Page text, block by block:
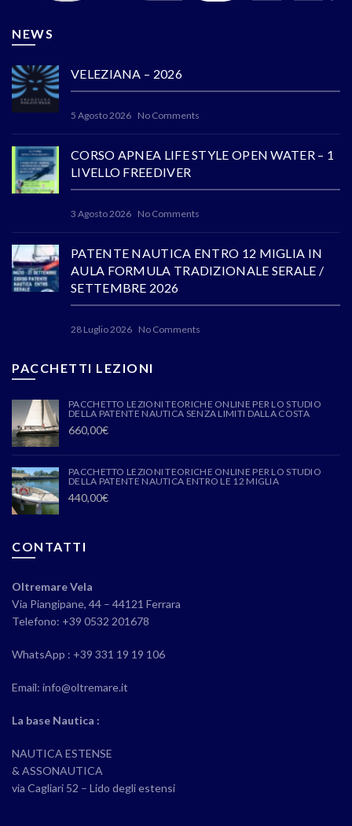
NEWS
VELEZIANA – 2026
5 Agosto 2026 No Comments
CORSO APNEA LIFE STYLE OPEN WATER – 1
LIVELLO FREEDIVER
3 Agosto 2026 No Comments
PATENTE NAUTICA ENTRO 12 MIGLIA IN
AULA FORMULA TRADIZIONALE SERALE /
SETTEMBRE 2026
28 Luglio 2026 No Comments
PACCHETTI LEZIONI
PACCHETTO LEZIONI TEORICHE ONLINE PER LO STUDIO
DELLA PATENTE NAUTICA SENZA LIMITI DALLA COSTA
660,00€
PACCHETTO LEZIONI TEORICHE ONLINE PER LO STUDIO
DELLA PATENTE NAUTICA ENTRO LE 12 MIGLIA
440,00€
CONTATTI
Oltremare Vela
Via Piangipane, 44 – 44121 Ferrara
Telefono: +39 0532 201678
WhatsApp : +39 331 19 19 106
Email: info@oltremare.it
La base Nautica :
NAUTICA ESTENSE
& ASSONAUTICA
via Cagliari 52 – Lido degli estensi